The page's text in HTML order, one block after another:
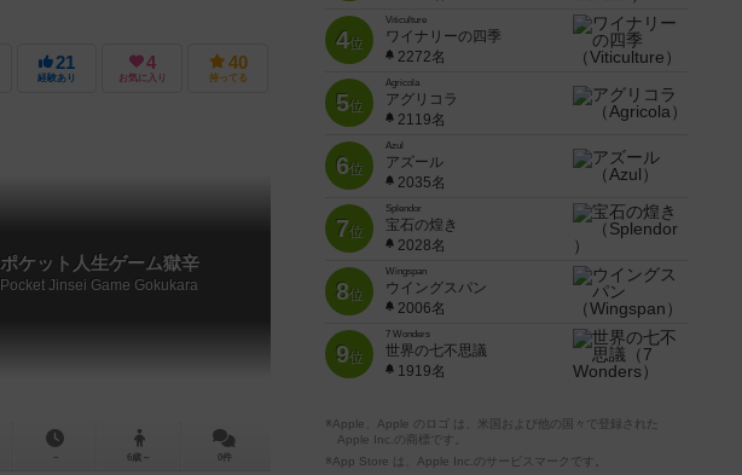
21
経験あり
4
お気に入り
40
持ってる
ポケット人生ゲーム獄辛
Pocket Jinsei Game Gokukara
－ 6歳～ 0件
4位
Viticulture
ワイナリーの四季
2272名
5位
Agricola
アグリコラ
2119名
6位
Azul
アズール
2035名
7位
Splendor
宝石の煌き
2028名
8位
Wingspan
ウイングスパン
2006名
9位
7 Wonders
世界の七不思議
1919名
※Apple、Apple のロゴ は、米国および他の国々で登録された
Apple Inc.の商標です。
※App Store は、Apple Inc.のサービスマークです。